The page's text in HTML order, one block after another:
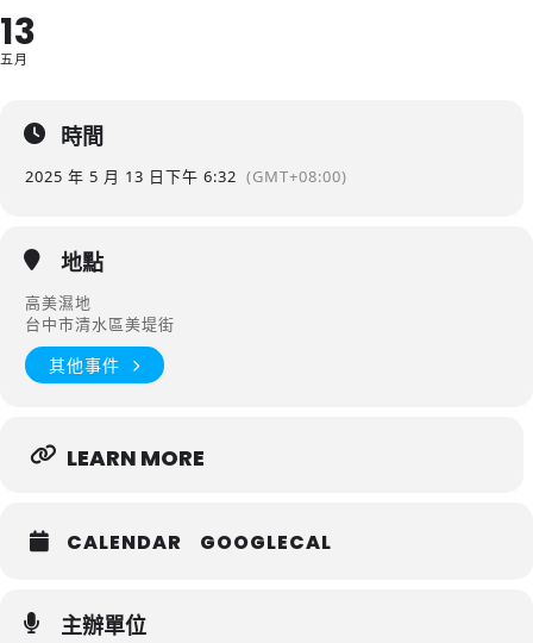
13
五月
時間
2025 年 5 月 13 日下午 6:32 (GMT+08:00)
地點
高美濕地
台中市清水區美堤街
其他事件
LEARN MORE
CALENDAR GOOGLECAL
主辦單位